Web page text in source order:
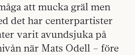
att mucka gräl men
det har centerpartister
varit avundsjuka på
när Mats Odell – före